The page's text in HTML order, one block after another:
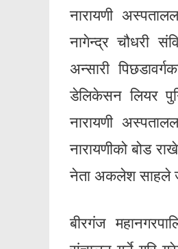
नारायणी
नागेन्द्र चौधरी
अन्सारी
डेलिकेसन लियर
नारायणी
नारायणीको बोड
नेता अकलेश साहले
बीरगंज